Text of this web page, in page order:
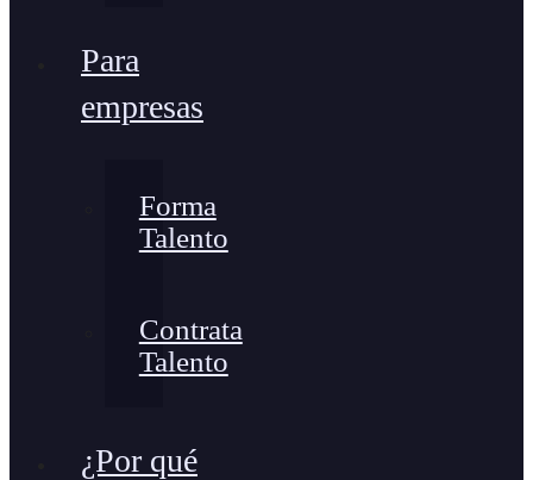
Para
empresas
Forma
Talento
Contrata
Talento
¿Por qué